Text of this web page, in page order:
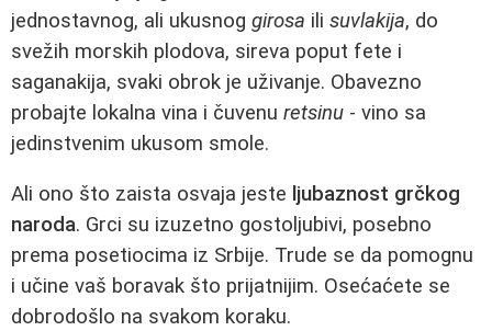
jednostavnog, ali ukusnog girosa ili suvlakija, do
svežih morskih plodova, sireva poput fete i
saganakija, svaki obrok je uživanje. Obavezno
probajte lokalna vina i čuvenu retsinu - vino sa
jedinstvenim ukusom smole.
Ali ono što zaista osvaja jeste ljubaznost grčkog
naroda. Grci su izuzetno gostoljubivi, posebno
prema posetiocima iz Srbije. Trude se da pomognu
i učine vaš boravak što prijatnijim. Osećaćete se
dobrodošlo na svakom koraku.